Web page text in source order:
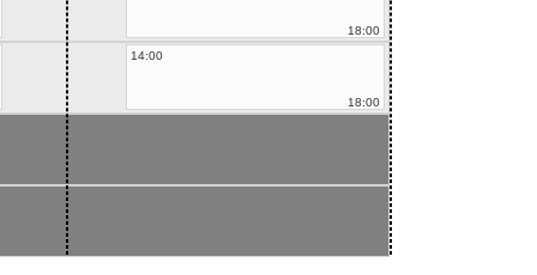
18:00
14:00
18:00